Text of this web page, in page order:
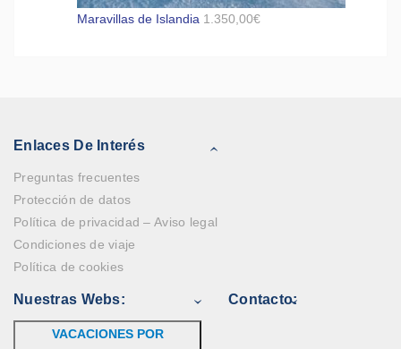
Maravillas de Islandia 1.350,00€
Enlaces De Interés
Preguntas frecuentes
Protección de datos
Política de privacidad – Aviso legal
Condiciones de viaje
Política de cookies
Nuestras Webs:
VACACIONES POR
Contacto: